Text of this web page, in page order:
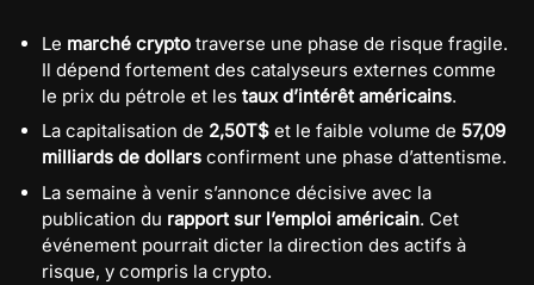
Le marché crypto traverse une phase de risque fragile.
Il dépend fortement des catalyseurs externes comme
le prix du pétrole et les taux d’intérêt américains.
La capitalisation de 2,50T$ et le faible volume de 57,09
milliards de dollars confirment une phase d’attentisme.
La semaine à venir s’annonce décisive avec la
publication du rapport sur l’emploi américain. Cet
événement pourrait dicter la direction des actifs à
risque, y compris la crypto.